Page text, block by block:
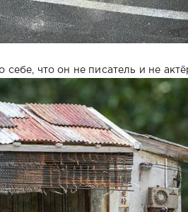
себе, что он не писатель и не